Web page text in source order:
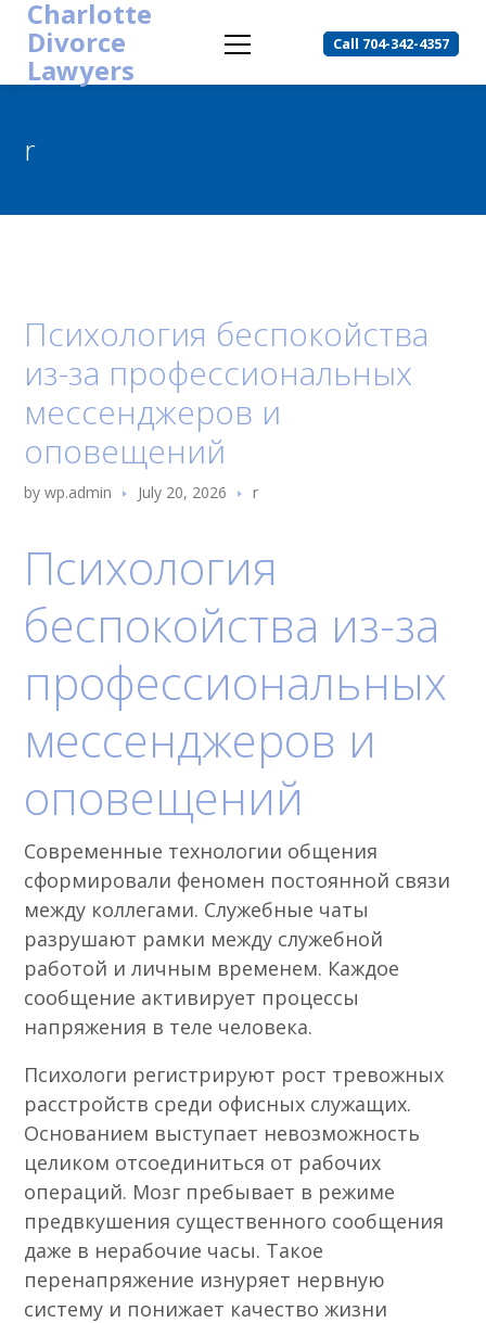
Charlotte
Divorce
Lawyers
Call 704-342-4357
r
Психология беспокойства
из-за профессиональных
мессенджеров и
оповещений
bywp.admin July 20, 2026 r
Психология
беспокойства из-за
профессиональных
мессенджеров и
оповещений
Современные технологии общения
сформировали феномен постоянной связи
между коллегами. Служебные чаты
разрушают рамки между служебной
работой и личным временем. Каждое
сообщение активирует процессы
напряжения в теле человека.
Психологи регистрируют рост тревожных
расстройств среди офисных служащих.
Основанием выступает невозможность
целиком отсоединиться от рабочих
операций. Мозг пребывает в режиме
предвкушения существенного сообщения
даже в нерабочие часы. Такое
перенапряжение изнуряет нервную
систему и понижает качество жизни